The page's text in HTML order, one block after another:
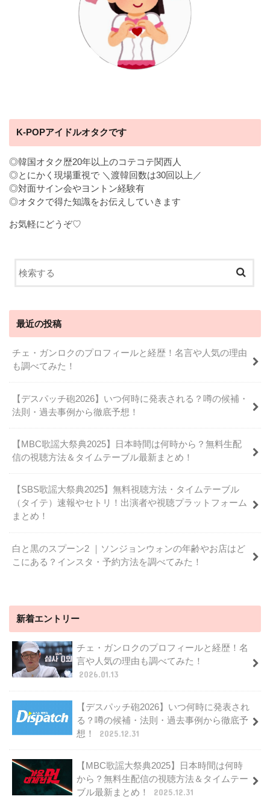
K-POPアイドルオタクです
◎韓国オタク歴20年以上のコテコテ関西人
◎とにかく現場重視で ＼渡韓回数は30回以上／
◎対面サイン会やヨントン経験有
◎オタクで得た知識をお伝えしていきます
お気軽にどうぞ♡
最近の投稿
チェ・ガンロクのプロフィールと経歴！名言や人気の理由
も調べてみた！
【デスパッチ砲2026】いつ何時に発表される？噂の候補・
法則・過去事例から徹底予想！
【MBC歌謡大祭典2025】日本時間は何時から？無料生配
信の視聴方法＆タイムテーブル最新まとめ！
【SBS歌謡大祭典2025】無料視聴方法・タイムテーブル
（タイテ）速報やセトリ！出演者や視聴プラットフォーム
まとめ！
白と黒のスプーン2 ｜ソンジョンウォンの年齢やお店はど
こにある？インスタ・予約方法を調べてみた！
新着エントリー
チェ・ガンロクのプロフィールと経歴！名
言や人気の理由も調べてみた！
2026.01.13
【デスパッチ砲2026】いつ何時に発表され
る？噂の候補・法則・過去事例から徹底予
想！
2025.12.31
【MBC歌謡大祭典2025】日本時間は何時
から？無料生配信の視聴方法＆タイムテー
ブル最新まとめ！
2025.12.31